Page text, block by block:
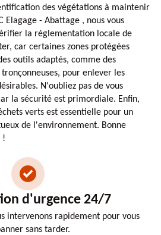
des végétations à maintenir
Elagage - Abattage , nous vous
la réglementation locale de
car certaines zones protégées
outils adaptés, comme des
pour enlever les
N'oubliez pas de vous
la sécurité est primordiale. Enfin,
verts est essentielle pour un
de l'environnement. Bonne
!
d'urgence 24/7
intervenons rapidement pour vous
sans tarder.